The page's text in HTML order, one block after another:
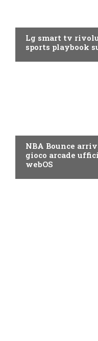
Lg smart tv
sports playbook
NBA Bounce
gioco arcade
webOS